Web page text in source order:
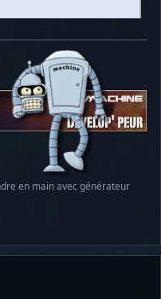
en main avec générateur